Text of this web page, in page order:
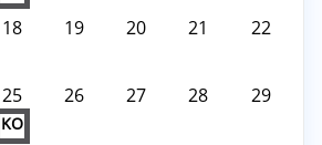
18 19 20 21 22
25
KO
26 27 28 29